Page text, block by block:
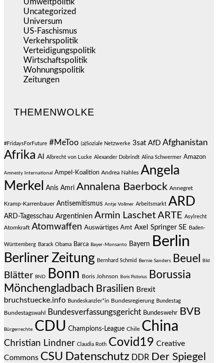
Uncategorized
Universum
US-Faschismus
Verkehrspolitik
Verteidigungspolitik
Wirtschaftspolitik
Wohnungspolitik
Zeitungen
THEMENWOLKE
#FridaysForFuture #MeToo (a)Soziale Netzwerke 3sat AfD Afghanistan
Afrika AI Albrecht von Lucke Alexander Dobrindt Alina Schwermer Amazon
Amnesty International Ampel-Koalition Andrea Nahles Angela
Merkel
Anis Amri Annalena Baerbock Annegret
Kramp-Karrenbauer Antisemitismus Antje Vollmer Arbeitsmarkt ARD
ARD-Tagesschau Argentinien Armin Laschet ARTE Asylrecht
Atomkraft Atomwaffen Auswärtiges Amt Axel Springer SE Baden-
Württemberg Barack Obama Barca Bayer-Monsanto Bayern Berlin
Berliner Zeitung Bernhard Schmid Bernie Sanders Beuel Bild
Blätter BND Bonn Boris Johnson Boris Pistorius
Borussia
Mönchengladbach Brasilien Brexit
bruchstuecke.info Bundeskanzler*in Bundesregierung Bundestag
Bundestagswahl Bundesverfassungsgericht Bundeswehr BVB
Bürgerrechte CDU Champions-League Chile China
Christian Lindner Claudia Roth Covid19 Creative
Commons CSU Datenschutz DDR Der Spiegel